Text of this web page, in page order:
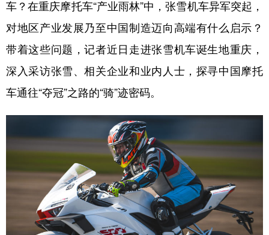
车？在重庆摩托车“产业雨林”中，张雪机车异军突起，
对地区产业发展乃至中国制造迈向高端有什么启示？
带着这些问题，记者近日走进张雪机车诞生地重庆，
深入采访张雪、相关企业和业内人士，探寻中国摩托
车通往“夺冠”之路的“骑”迹密码。